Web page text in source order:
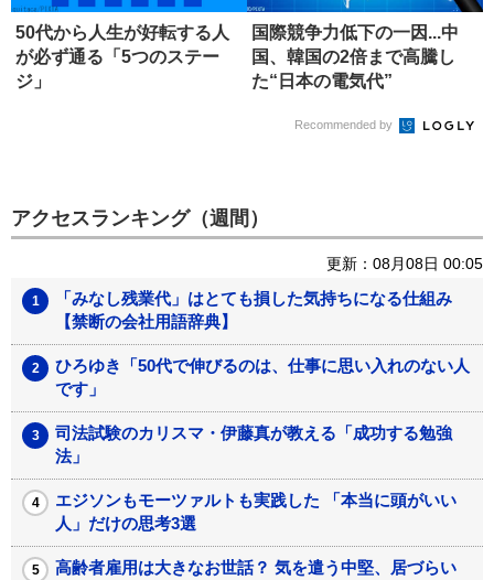
50代から人生が好転する人
が必ず通る「5つのステー
ジ」
国際競争力低下の一因...中
国、韓国の2倍まで高騰し
た“日本の電気代”
Recommended by
アクセスランキング（週間）
更新：08月08日 00:05
「みなし残業代」はとても損した気持ちになる仕組み
【禁断の会社用語辞典】
ひろゆき「50代で伸びるのは、仕事に思い入れのない人
です」
司法試験のカリスマ・伊藤真が教える「成功する勉強
法」
エジソンもモーツァルトも実践した 「本当に頭がいい
人」だけの思考3選
高齢者雇用は大きなお世話？ 気を遣う中堅、居づらい